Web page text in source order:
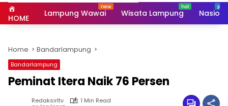
HOME Lampung Wawai Wisata Lampung
Home Bandarlampung
Bandarlampung
Peminat Itera Naik 76 Persen
Redaksirltv
1 Min Read